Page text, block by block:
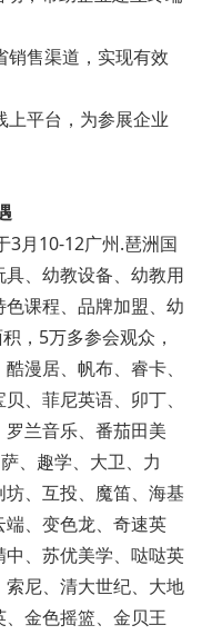
销售渠道，实现有效
上平台，为参展企业
3月10-12广州.琶洲国
、幼教设备、幼教用
课程、品牌加盟、幼
，5万多参会观众，
漫居、帆布、睿卡、
、菲尼英语、卯丁、
兰音乐、番茄田美
、趣学、大卫、力
、互投、魔笛、海基
、变色龙、奇速英
、苏优美学、哒哒英
尼、清大世纪、大地
金色摇篮、金贝王